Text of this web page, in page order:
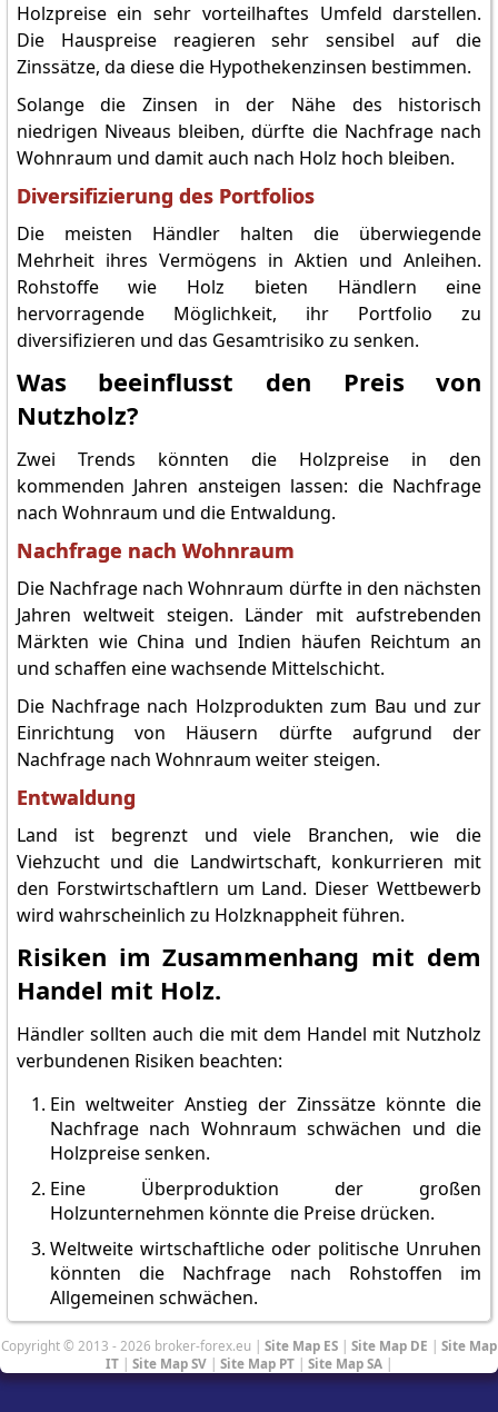
Holzpreise ein sehr vorteilhaftes Umfeld darstellen.
Die Hauspreise reagieren sehr sensibel auf die
Zinssätze, da diese die Hypothekenzinsen bestimmen.
Solange die Zinsen in der Nähe des historisch
niedrigen Niveaus bleiben, dürfte die Nachfrage nach
Wohnraum und damit auch nach Holz hoch bleiben.
Diversifizierung des Portfolios
Die meisten Händler halten die überwiegende
Mehrheit ihres Vermögens in Aktien und Anleihen.
Rohstoffe wie Holz bieten Händlern eine
hervorragende Möglichkeit, ihr Portfolio zu
diversifizieren und das Gesamtrisiko zu senken.
Was beeinflusst den Preis von
Nutzholz?
Zwei Trends könnten die Holzpreise in den
kommenden Jahren ansteigen lassen: die Nachfrage
nach Wohnraum und die Entwaldung.
Nachfrage nach Wohnraum
Die Nachfrage nach Wohnraum dürfte in den nächsten
Jahren weltweit steigen. Länder mit aufstrebenden
Märkten wie China und Indien häufen Reichtum an
und schaffen eine wachsende Mittelschicht.
Die Nachfrage nach Holzprodukten zum Bau und zur
Einrichtung von Häusern dürfte aufgrund der
Nachfrage nach Wohnraum weiter steigen.
Entwaldung
Land ist begrenzt und viele Branchen, wie die
Viehzucht und die Landwirtschaft, konkurrieren mit
den Forstwirtschaftlern um Land. Dieser Wettbewerb
wird wahrscheinlich zu Holzknappheit führen.
Risiken im Zusammenhang mit dem
Handel mit Holz.
Händler sollten auch die mit dem Handel mit Nutzholz
verbundenen Risiken beachten:
Ein weltweiter Anstieg der Zinssätze könnte die
Nachfrage nach Wohnraum schwächen und die
Holzpreise senken.
Eine Überproduktion der großen
Holzunternehmen könnte die Preise drücken.
Weltweite wirtschaftliche oder politische Unruhen
könnten die Nachfrage nach Rohstoffen im
Allgemeinen schwächen.
Copyright © 2013 - 2026 broker-forex.eu | Site Map ES | Site Map DE | Site Map
IT | Site Map SV | Site Map PT | Site Map SA |